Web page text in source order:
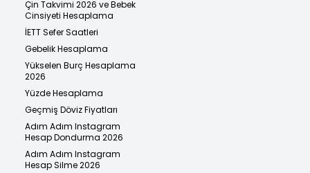
Çin Takvimi 2026 ve Bebek
Cinsiyeti Hesaplama
İETT Sefer Saatleri
Gebelik Hesaplama
Yükselen Burç Hesaplama
2026
Yüzde Hesaplama
Geçmiş Döviz Fiyatları
Adım Adım Instagram
Hesap Dondurma 2026
Adım Adım Instagram
Hesap Silme 2026